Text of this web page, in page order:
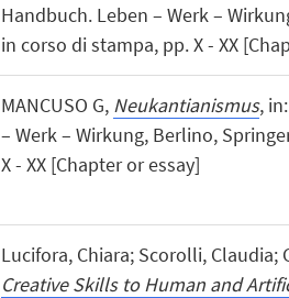
Handbuch. Leben – Werk –
in corso di stampa, pp. X - XX
MANCUSO G, Neukantianismus,
– Werk – Wirkung, Berlino,
X - XX [Chapter or essay]
Lucifora, Chiara; Scorolli, Claudia;
Creative Skills to Human and